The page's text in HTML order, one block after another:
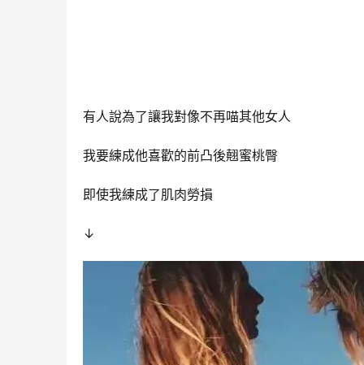
有人說為了讓我對像不再喵其他女人
我要練成他喜歡的前凸後翹蜜桃臀
即使我練成了肌肉勞損
↓